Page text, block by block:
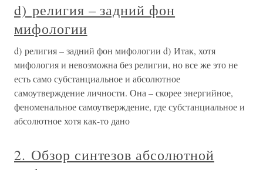
d) религия – задний фон
мифологии
d) религия – задний фон мифологии d) Итак, хотя
мифология и невозможна без религии, но все же это не
есть само субстанциальное и абсолютное
самоутверждение личности. Она – скорее энергийное,
феноменальное самоутверждение, где субстанциальное и
абсолютное хотя как-то дано
2. Обзор синтезов абсолютной